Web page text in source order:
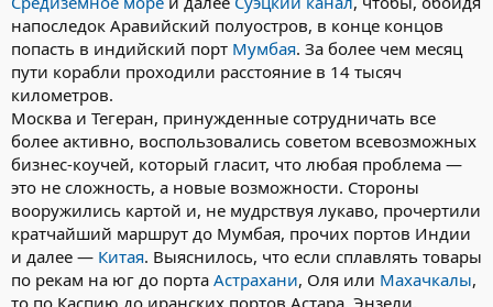
напоследок Аравийский полуостров, в конце концов
попасть в индийский порт Мумбая. За более чем месяц
пути корабли проходили расстояние в 14 тысяч
километров.
Москва и Тегеран, принужденные сотрудничать все
более активно, воспользовались советом всевозможных
бизнес-коучей, который гласит, что любая проблема —
это не сложность, а новые возможности. Стороны
вооружились картой и, не мудрствуя лукаво, прочертили
кратчайший маршрут до Мумбая, прочих портов Индии
и далее — Китая. Выяснилось, что если сплавлять товары
по рекам на юг до порта Астрахани, Оля или Махачкалы,
то по Каспию до иранских портов Астара, Энзели,